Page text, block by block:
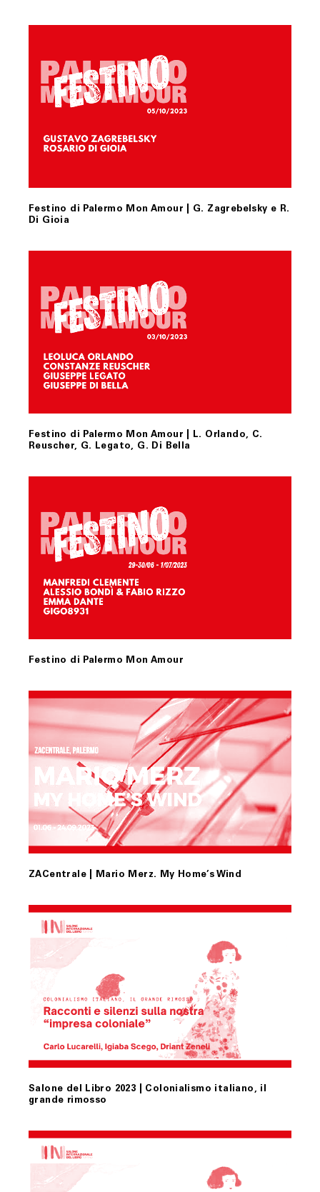
Festino di Palermo Mon Amour | G. Zagrebelsky e R.
Di Gioia
Festino di Palermo Mon Amour | L. Orlando, C.
Reuscher, G. Legato, G. Di Bella
Festino di Palermo Mon Amour
ZACentrale | Mario Merz. My Home’s Wind
Salone del Libro 2023 | Colonialismo italiano, il
grande rimosso